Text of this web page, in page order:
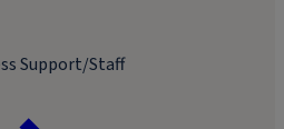
Support/Staff